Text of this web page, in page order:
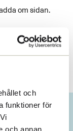
och
funktioner för
och annan
om sidan.